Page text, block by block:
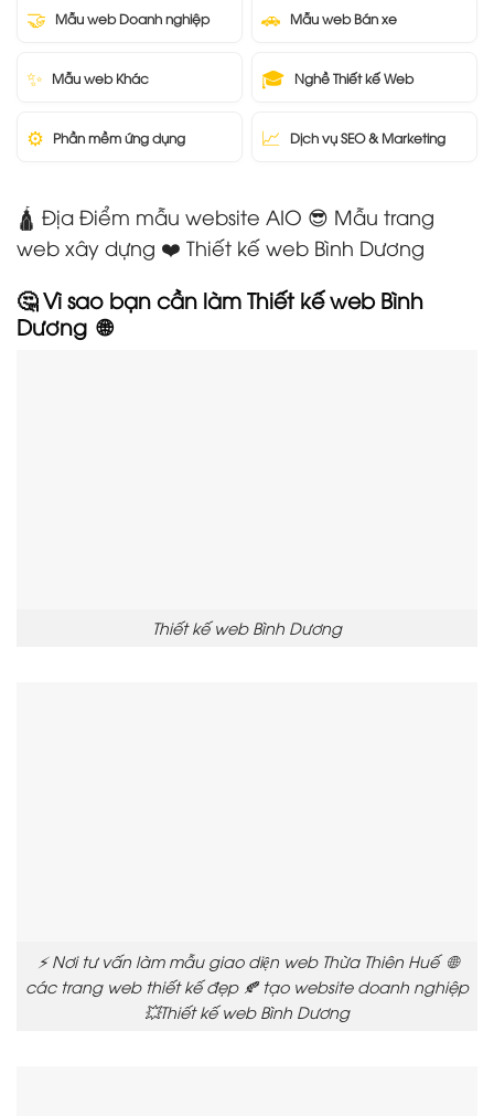
🤝 Mẫu web Doanh nghiệp 🚗 Mẫu web Bán xe
✨ Mẫu web Khác 🎓 Nghề Thiết kế Web
⚙️ Phần mềm ứng dụng 📈 Dịch vụ SEO & Marketing
🛕 Địa Điểm mẫu website AIO 😎 Mẫu trang
web xây dựng ❤️ Thiết kế web Bình Dương
🤔 Vì sao bạn cần làm Thiết kế web Bình
Dương 🌐
Thiết kế web Bình Dương
⚡ Nơi tư vấn làm mẫu giao diện web Thừa Thiên Huế 🌐
các trang web thiết kế đẹp 🍂 tạo website doanh nghiệp
💥Thiết kế web Bình Dương